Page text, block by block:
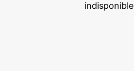
indisponible